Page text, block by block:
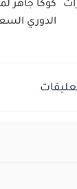
كوكا جاهز
الدوري